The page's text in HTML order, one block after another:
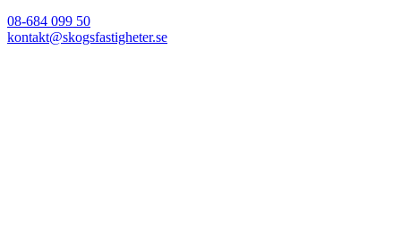
08-684 099 50
kontakt@skogsfastigheter.se